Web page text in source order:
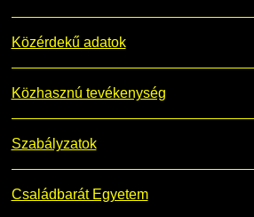
Közérdekű adatok
Közhasznú tevékenység
Szabályzatok
Családbarát Egyetem